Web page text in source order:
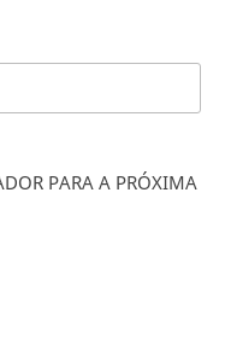
PARA A PRÓXIMA